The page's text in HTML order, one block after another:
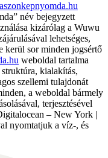
név bejegyzett
kizárólag a Wuwu
lehetséges,
kerül sor minden jogsértő
weboldal tartalma
kialakítás,
szellemi tulajdonát
a weboldal bármely
terjesztésével
– New York |
nyomtatjuk a víz-, és